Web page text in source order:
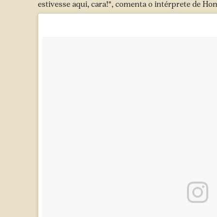
estivesse aqui, cara!", comenta o intérprete de